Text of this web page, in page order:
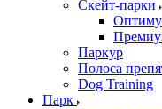
Скейт-парки
Паркур
Полоса
Dog Training
Парк